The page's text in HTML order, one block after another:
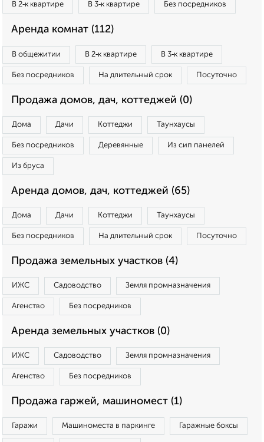
В 2‑к квартире В 3‑к квартире Без посредников
Аренда комнат (112)
В общежитии В 2‑к квартире В 3‑к квартире
Без посредников На длительный срок Посуточно
Продажа домов, дач, коттеджей (0)
Дома Дачи Коттеджи Таунхаусы
Без посредников Деревянные Из сип панелей
Из бруса
Аренда домов, дач, коттеджей (65)
Дома Дачи Коттеджи Таунхаусы
Без посредников На длительный срок Посуточно
Продажа земельных участков (4)
ИЖС Садоводство Земля промназначения
Агенство Без посредников
Аренда земельных участков (0)
ИЖС Садоводство Земля промназначения
Агенство Без посредников
Продажа гаржей, машиномест (1)
Гаражи Машиноместа в паркинге Гаражные боксы